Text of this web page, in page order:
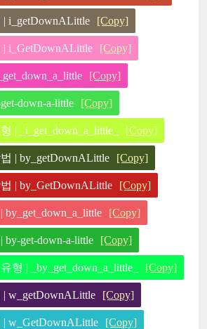
i_getDownALittle [Copy]
i_GetDownALittle [Copy]
[Copy]
down-a-little [Copy]
| _i_get_down_a_little_ [Copy]
| by_getDownALittle [Copy]
| by_GetDownALittle [Copy]
[Copy]
get-down-a-little [Copy]
형 | _by_get_down_a_little_ [Copy]
w_getDownALittle [Copy]
w_GetDownALittle [Copy]